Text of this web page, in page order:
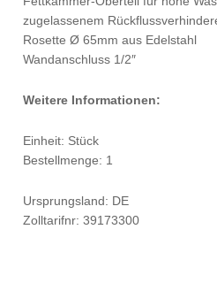
zugelassenem
Rosette Ø 65mm aus Edelstahl
Wandanschluss 1/2″
Weitere Informationen:
Einheit: Stück
Bestellmenge: 1
Ursprungsland: DE
Zolltarifnr: 39173300